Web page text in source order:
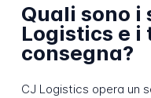
Quali sono i
Logistics e i
consegna?
CJ Logistics opera un